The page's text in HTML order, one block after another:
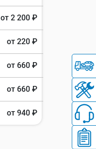
от 2 200 ₽
от 220 ₽
от 660 ₽
от 660 ₽
от 940 ₽